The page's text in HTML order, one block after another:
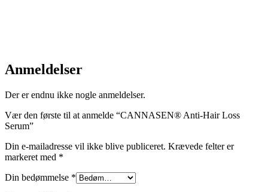
Anmeldelser
Der er endnu ikke nogle anmeldelser.
Vær den første til at anmelde “CANNASEN® Anti-Hair Loss
Serum”
Din e-mailadresse vil ikke blive publiceret. Krævede felter er
markeret med *
Din bedømmelse *